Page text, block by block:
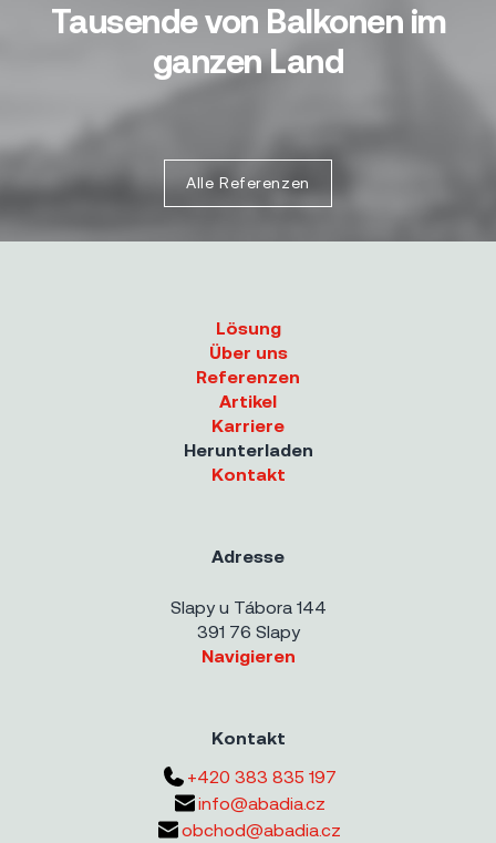
Tausende von Balkonen im
ganzen Land
Alle Referenzen
Lösung
Über uns
Referenzen
Artikel
Karriere
Herunterladen
Kontakt
Adresse
Slapy u Tábora 144
391 76 Slapy
Navigieren
Kontakt
+420 383 835 197
info@abadia.cz
obchod@abadia.cz